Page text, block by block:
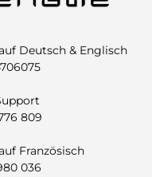
Deutsch & Englisch
809
Französisch
036